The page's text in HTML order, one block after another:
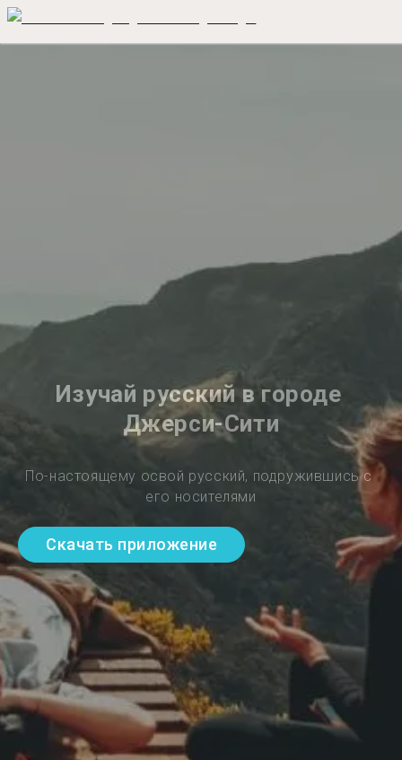
Изучай русский в городе
Джерси-Сити
По-настоящему освой русский, подружившись с
его носителями
Скачать приложение